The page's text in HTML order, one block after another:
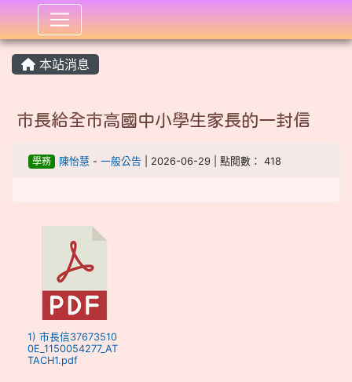
:::
本站消息
市長給全市高國中小學生家長的一封信
學務 陳怡慧 - 一般公告 | 2026-06-29 | 點閱數： 418
1) 市長信37673510
0E_1150054277_AT
TACH1.pdf